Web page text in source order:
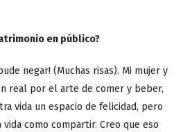
en público?
negar! (Muchas risas). Mi mujer y
real por el arte de comer y beber,
vida un espacio de felicidad, pero
como compartir. Creo que eso